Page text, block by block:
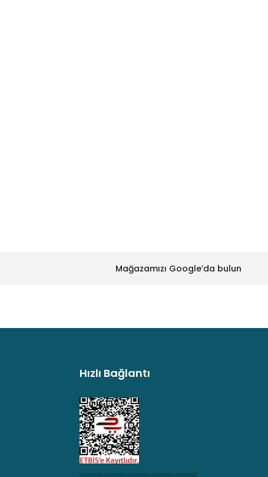
Mağazamızı Google’da bulun
Hızlı Bağlantı